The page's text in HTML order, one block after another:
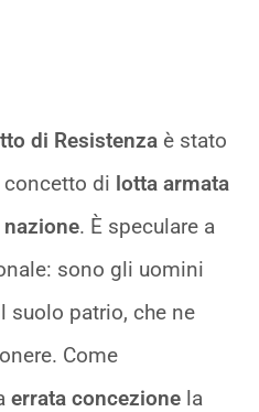
di Resistenza è stato
di lotta armata
nazione. È speculare a
sono gli uomini
suolo patrio, che ne
Come
errata concezione la